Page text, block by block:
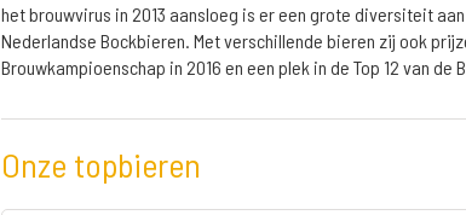
het brouwvirus in 2013 aansloeg is er een grote diversiteit
Nederlandse Bockbieren. Met verschillende bieren zij ook
Brouwkampioenschap in 2016 en een plek in de Top 12 van
Onze topbieren